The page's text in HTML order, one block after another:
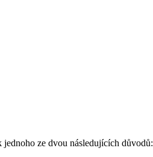
ze dvou následujících důvodů: